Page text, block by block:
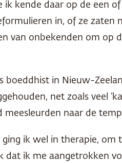
ik kende daar op de een
in, of ze zaten
van onbekenden om op
boeddhist in Nieuw-
net zoals veel
meesleurden naar de
ik wel in therapie,
dat ik me aangetrokken